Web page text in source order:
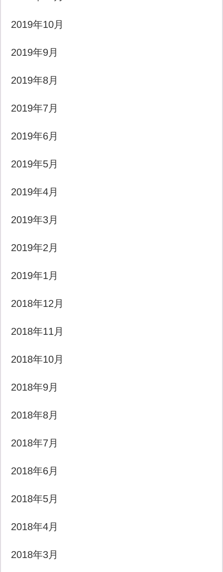
2019年10月
2019年9月
2019年8月
2019年7月
2019年6月
2019年5月
2019年4月
2019年3月
2019年2月
2019年1月
2018年12月
2018年11月
2018年10月
2018年9月
2018年8月
2018年7月
2018年6月
2018年5月
2018年4月
2018年3月